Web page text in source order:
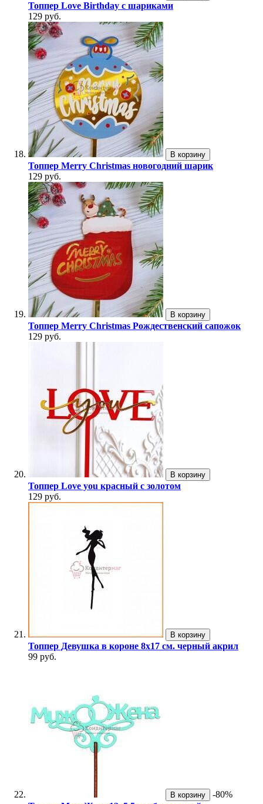
Топпер Love Birthday с шариками
129 руб.
В корзину
Топпер Merry Christmas новогодний шарик
129 руб.
В корзину
Топпер Merry Christmas Рождественский сапожок
129 руб.
В корзину
Топпер Love you красный с золотом
129 руб.
В корзину
Топпер Девушка в короне 8х17 см. черный акрил
99 руб.
В корзину
-80%